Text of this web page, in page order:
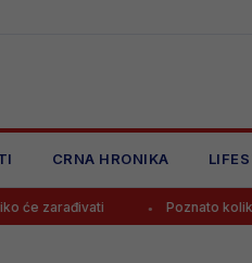
CRNA HRONIKA
Poznato koliko će